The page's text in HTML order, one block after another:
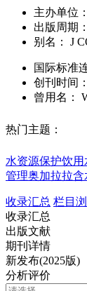
主办单位：
出版周期：
别名：
J
国际标准
创刊时间：
曾用名：
热门主题：
水资源保护饮用
管理奥加拉拉含
收录汇总 栏目
收录汇总
出版文献
期刊详情
新发布(2025版)
分析评价